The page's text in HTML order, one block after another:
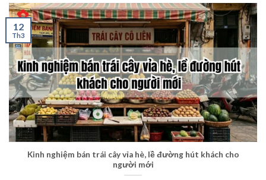
Kinh nghiệm bán trái cây vỉa hè, lề đường hút khách cho
người mới
12
Th3